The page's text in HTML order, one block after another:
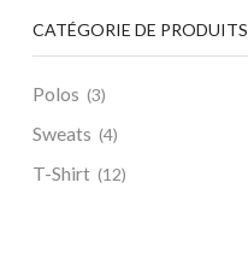
CATÉGORIE DE PRODUITS
Polos (3)
Sweats (4)
T-Shirt (12)